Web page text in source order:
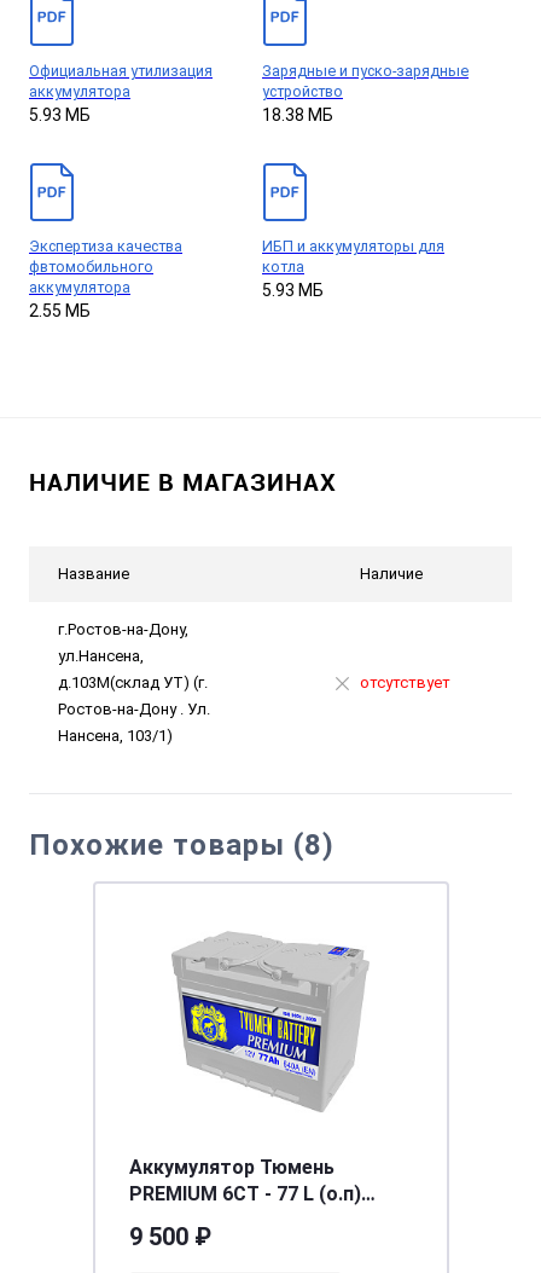
Официальная утилизация
аккумулятора
5.93 МБ
Зарядные и пуско-зарядные
устройство
18.38 МБ
Экспертиза качества
фвтомобильного
аккумулятора
2.55 МБ
ИБП и аккумуляторы для
котла
5.93 МБ
НАЛИЧИЕ В МАГАЗИНАХ
Название Наличие
г.Ростов-на-Дону,
ул.Нансена,
д.103М(склад УТ) (г.
Ростов-на-Дону . Ул.
Нансена, 103/1)
отсутствует
Похожие товары (8)
Аккумулятор Тюмень
PREMIUM 6СТ - 77 L (о.п)
9 500 ₽